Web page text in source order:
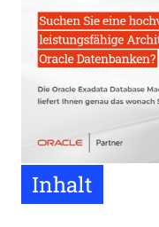
Inhalt